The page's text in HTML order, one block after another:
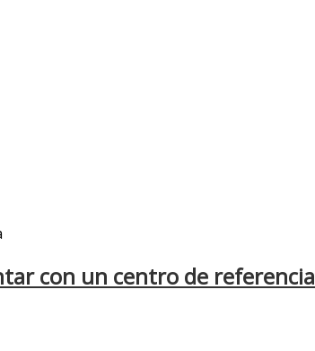
con un centro de referencia